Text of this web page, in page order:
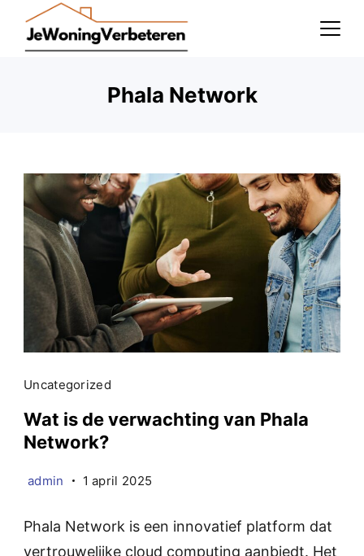
Phala Network
Uncategorized
Wat is de verwachting van Phala
Network?
admin 1 april 2025
Phala Network is een innovatief platform dat
vertrouwelijke cloud computing aanbiedt. Het